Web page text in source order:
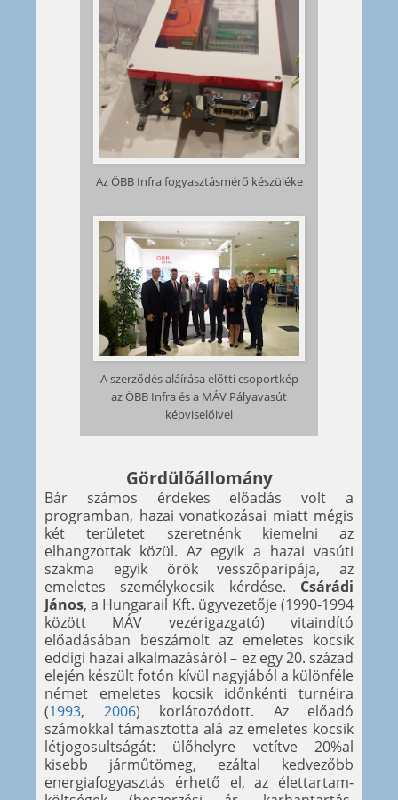
Az ÖBB Infra fogyasztásmérő készüléke
A szerződés aláírása előtti csoportkép
az ÖBB Infra és a MÁV Pályavasút
képviselőivel
Gördülőállomány
Bár számos érdekes előadás volt a
programban, hazai vonatkozásai miatt mégis
két területet szeretnénk kiemelni az
elhangzottak közül. Az egyik a hazai vasúti
szakma egyik örök vesszőparipája, az
emeletes személykocsik kérdése. Csárádi
János, a Hungarail Kft. ügyvezetője (1990-1994
között MÁV vezérigazgató) vitaindító
előadásában beszámolt az emeletes kocsik
eddigi hazai alkalmazásáról – ez egy 20. század
elején készült fotón kívül nagyjából a különféle
német emeletes kocsik időnkénti turnéira
(1993, 2006) korlátozódott. Az előadó
számokkal támasztotta alá az emeletes kocsik
létjogosultságát: ülőhelyre vetítve 20%al
kisebb járműtömeg, ezáltal kedvezőbb
energiafogyasztás érhető el, az élettartam-